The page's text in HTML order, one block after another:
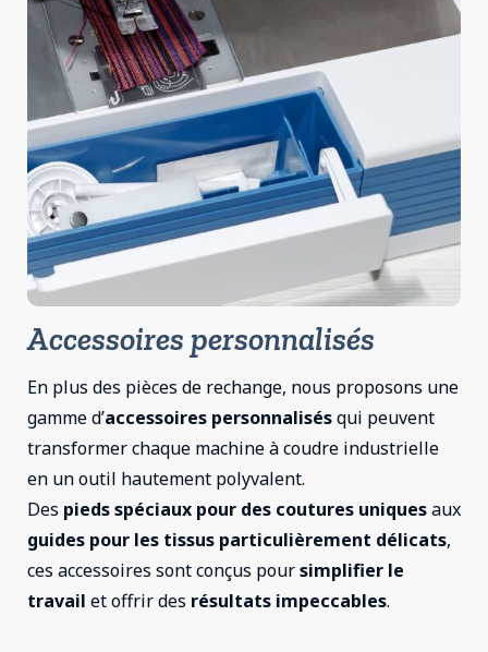
Accessoires personnalisés
En plus des pièces de rechange, nous proposons une
gamme d’accessoires personnalisésqui peuvent
transformer chaque machine à coudre industrielle
en un outil hautement polyvalent.
Des pieds spéciaux pour des coutures uniquesaux
guides pour les tissus particulièrement délicats,
ces accessoires sont conçus poursimplifier le
travail et offrir des résultats impeccables.